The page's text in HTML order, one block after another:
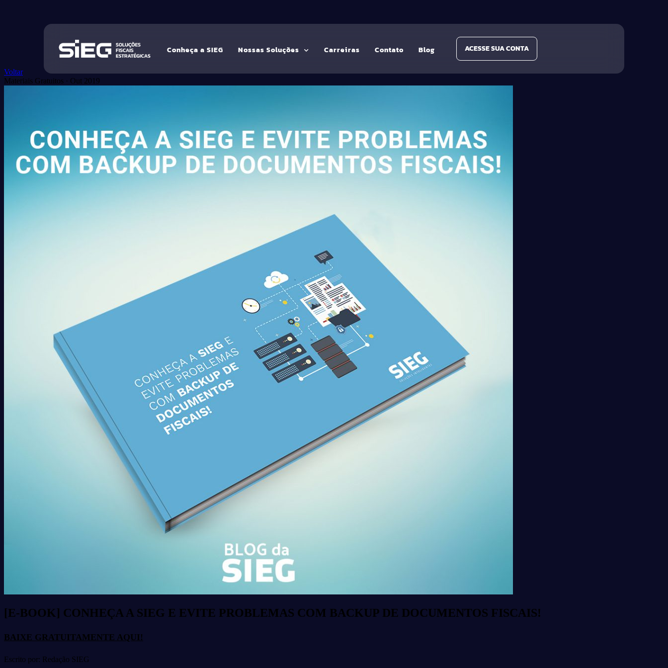
Conheça a SIEG Nossas Soluções Carreiras Contato Blog ACESSE SUA CONTA
Voltar
Materiais Gratuitos · Out 2019
[E-BOOK] CONHEÇA A SIEG E EVITE PROBLEMAS COM BACKUP DE DOCUMENTOS FISCAIS!
BAIXE GRATUITAMENTE AQUI!
Escrito por: Redação SIEG